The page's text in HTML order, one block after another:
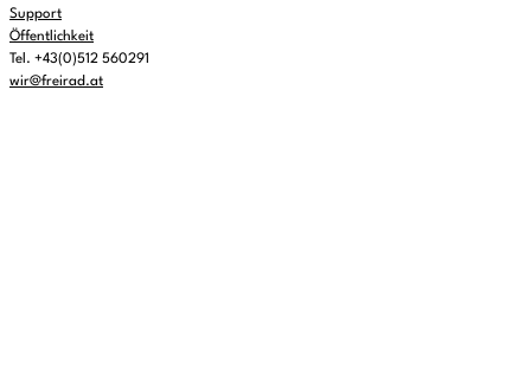
Support
Öffentlichkeit
Tel. +43(0)512 560291
wir@freirad.at